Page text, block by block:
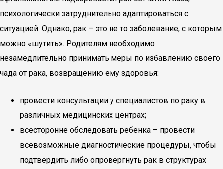
психологически затруднительно адаптироваться с
ситуацией. Однако, рак – это не то заболевание, с которым
можно «шутить». Родителям необходимо
незамедлительно принимать меры по избавлению своего
чада от рака, возвращению ему здоровья:
провести консультации у специалистов по раку в
различных медицинских центрах;
всесторонне обследовать ребенка – провести
всевозможные диагностические процедуры, чтобы
подтвердить либо опровергнуть рак в структурах